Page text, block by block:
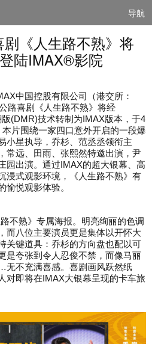
导航
《人生路不熟》将
陆IMAX®影院
中国控股有限公司（港交所：
路喜剧《人生路不熟》将经
(DMR)技术转制为IMAX版本，于4
片围绕一家四口意外开启的一段爆
小星执导，乔杉、范丞丞领衔主
常远、田雨、张熙然特邀出演，尹
园出演。通过IMAX的超大银幕、高
浸式观影环境，《人生路不熟》有
愉悦观影体验。
不熟》专属海报。明亮绚丽的色调
而八位主要演员更是集体以开怀大
关键道具：乔杉的方向盘也配以可
是夸张到令人忍俊不禁，而像马丽
不充满喜感。喜剧画风跃然纸
对即将在IMAX大银幕呈现的卡车旅